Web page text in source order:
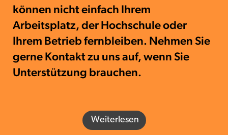
können nicht einfach Ihrem
Arbeitsplatz, der Hochschule oder
Ihrem Betrieb fernbleiben. Nehmen Sie
gerne Kontakt zu uns auf, wenn Sie
Unterstützung brauchen.
Weiterlesen